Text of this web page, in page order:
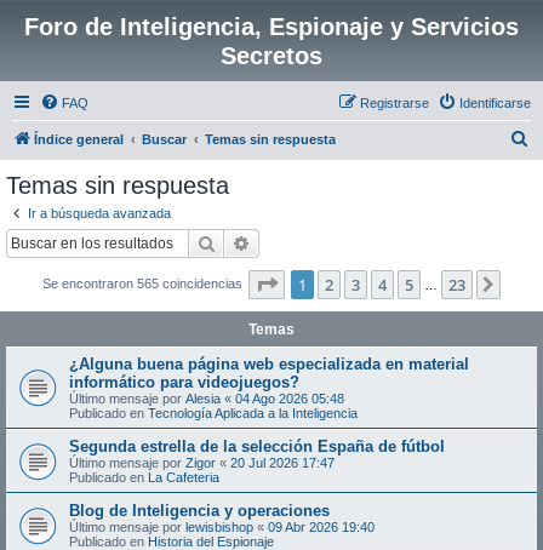
Foro de Inteligencia, Espionaje y Servicios
Secretos
FAQ Identificarse
Registrarse
Índice general Buscar Temas sin respuesta
Temas sin respuesta
Ir a búsqueda avanzada
Buscar
Se encontraron 565 coincidencias Página de 23
1 2 3 4 5 23
Temas
¿Alguna buena página web especializada en material
informático para videojuegos?
Último mensaje por Alesia « 04 Ago 2026 05:48
Publicado en Tecnología Aplicada a la Inteligencia
Segunda estrella de la selección España de fútbol
Último mensaje por Zigor « 20 Jul 2026 17:47
Publicado en La Cafeteria
Blog de Inteligencia y operaciones
Último mensaje por lewisbishop « 09 Abr 2026 19:40
Publicado en Historia del Espionaje